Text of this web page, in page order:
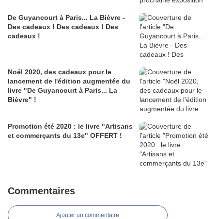
De Guyancourt à Paris... La Bièvre -
Des cadeaux ! Des cadeaux ! Des
cadeaux !
Noël 2020, des cadeaux pour le
lancement de l'édition augmentée du
livre "De Guyancourt à Paris... La
Bièvre" !
Promotion été 2020 : le livre "Artisans
et commerçants du 13e" OFFERT !
Commentaires
Ajouter un commentaire